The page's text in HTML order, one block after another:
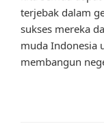
terjebak dalam
sukses mereka
muda Indonesia
membangun